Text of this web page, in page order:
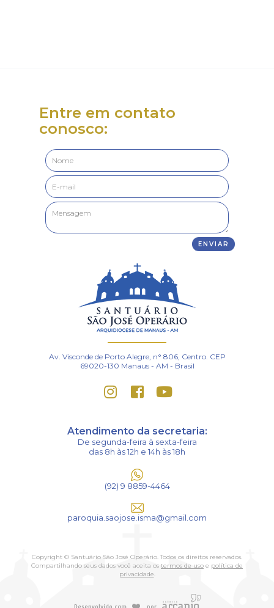
Entre em contato
conosco:
Av. Visconde de Porto Alegre, n° 806, Centro. CEP
69020-130 Manaus - AM - Brasil
Atendimento da secretaria:
De segunda-feira à sexta-feira
das 8h às 12h e 14h às 18h
(92) 9 8859-4464
paroquia.saojose.isma@gmail.com
Copyright © Santuário São José Operário. Todos os direitos reservados.
Compartilhando seus dados você aceita os termos de uso e política de
privacidade.